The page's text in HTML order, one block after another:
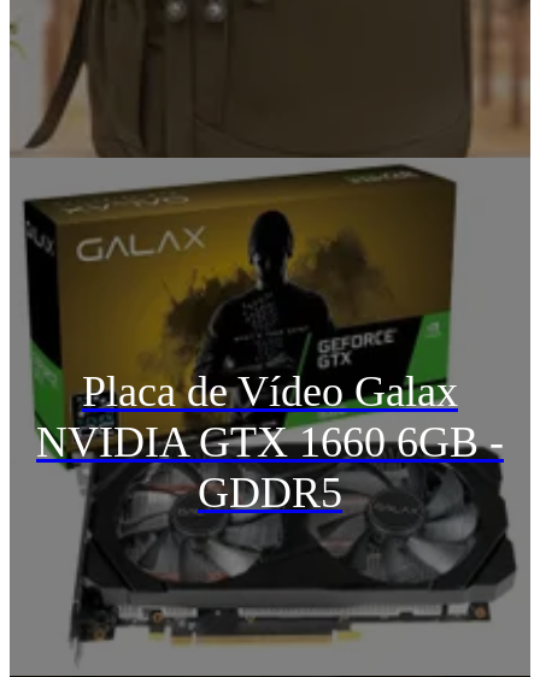
Placa de Vídeo Galax
NVIDIA GTX 1660 6GB -
GDDR5